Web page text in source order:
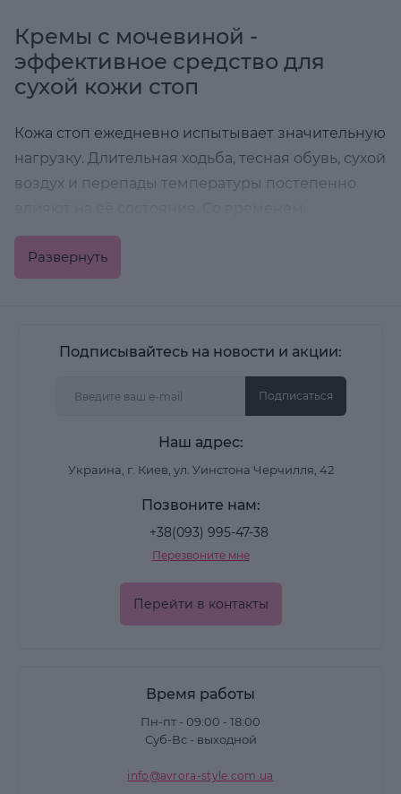
Кремы с мочевиной -
эффективное средство для
сухой кожи стоп
Кожа стоп ежедневно испытывает значительную
нагрузку. Длительная ходьба, тесная обувь, сухой
воздух и перепады температуры постепенно
поверхность стоп может становиться более
сухой, появляются огрубевшие участки и
дискомфорт в области пяток. В таких ситуациях
для ухода за стопами.
Одним из наиболее эффективных компонентов
таких формул считается мочевина. Этот
косметике для смягчения и увлажнения.
Средства с этим компонентом помогают
удерживать влагу, поддерживают мягкость
поверхности стоп и способствуют уменьшению
огрубевших участков.
Мочевина в составе косметических средств
выполняет сразу несколько функций. Она
Развернуть
Подписывайтесь на новости и акции:
Подписаться
Наш адрес:
Украина, г. Киев, ул. Уинстона Черчилля, 42
Позвоните нам:
+38(093) 995-47-38
Перезвоните мне
Перейти в контакты
Время работы
Пн-пт - 09:00 - 18:00
Суб-Вс - выходной
info@avrora-style.com.ua